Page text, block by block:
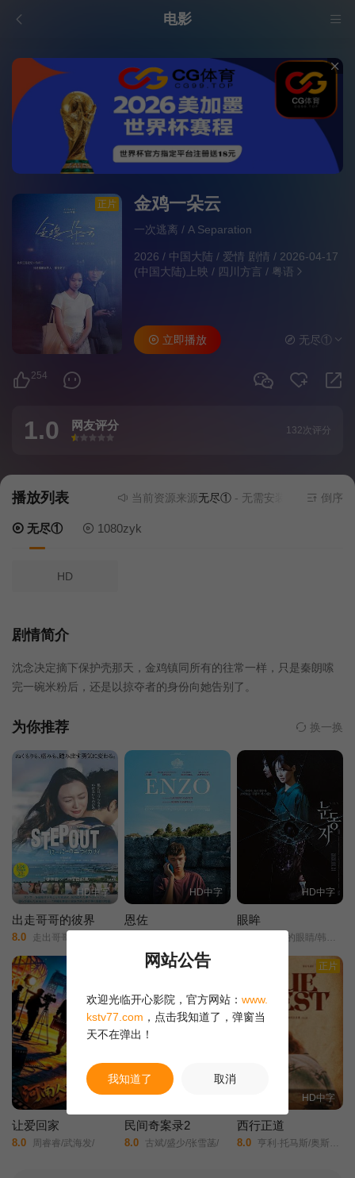
电影
正片 金鸡一朵云
一次逃离 / A Separation
2026 / 中国大陆 / 爱情 剧情/ 2026-04-17
(中国大陆)上映 / 四川方言 / 粤语
254
立即播放 无尽①
1.0 网友评分
很差
较差还行推荐力荐
132次评分
播放列表 当前资源来源无尽①- 无需安装任何插件 倒序
无尽① 1080zyk
HD
剧情简介
沈念决定摘下保护壳那天，金鸡镇同所有的往常一样，只是秦朗嗦
完一碗米粉后，还是以掠夺者的身份向她告别了。
为你推荐 换一换
HD中字
出走哥哥的彼界
8.0 走出哥哥的理想乡/
HD中字
恩佐
HD中字
眼眸
茱莉娅的眼睛/韩版/Eyes/
HD国语
让爱回家
8.0 周睿睿/武海发/
民间奇案录2
8.0 古斌/盛少/张雪菡/
正片
HD中字
西行正道
8.0 亨利·托马斯/奥斯汀·尼可斯/阿德琳妮·帕里奇/奥黛塔·安纳布尔/席亚拉·博拉沃/马特·劳里亚/
网站公告
欢迎光临开心影院，官方网站： www.
kstv77.com ，点击我知道了，弹窗当
天不在弹出！
我知道了 取消